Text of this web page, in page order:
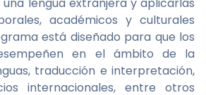
académicos y culturales
está diseñado para que los
en el ámbito de la
traducción e interpretación,
internacionales, entre otros